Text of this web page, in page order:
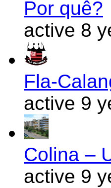
Por quê?
active 8
Fla-
active 9
Colina –
active 9